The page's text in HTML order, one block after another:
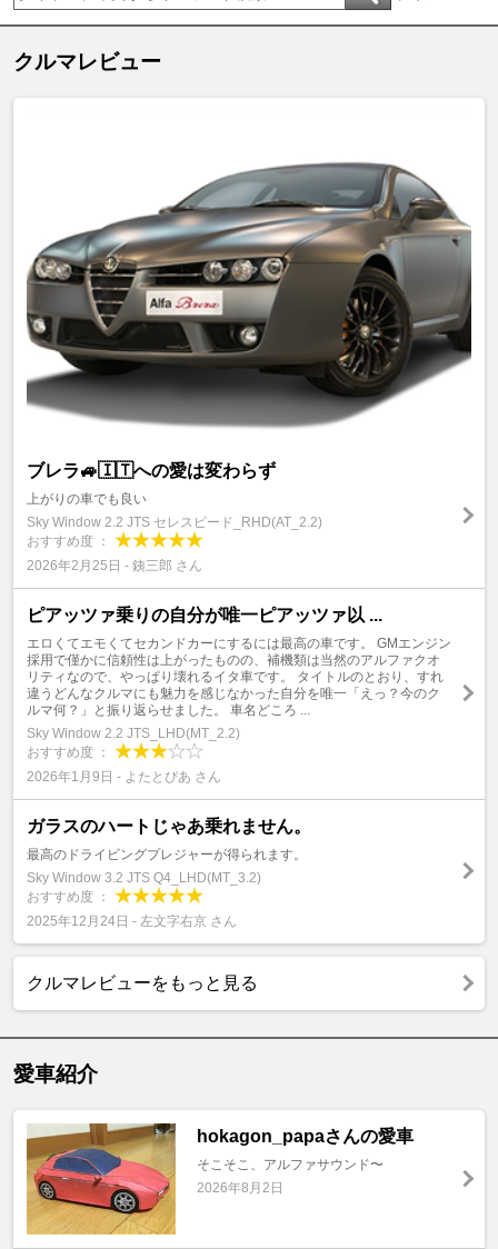
クルマレビュー
ブレラ🚙🇮🇹への愛は変わらず
上がりの車でも良い
Sky Window 2.2 JTS セレスピード_RHD(AT_2.2)
おすすめ度 ：
2026年2月25日 - 銕三郎 さん
ピアッツァ乗りの自分が唯一ピアッツァ以 ...
エロくてエモくてセカンドカーにするには最高の車です。 GMエンジン
採用で僅かに信頼性は上がったものの、補機類は当然のアルファクオ
リティなので、やっぱり壊れるイタ車です。 タイトルのとおり、すれ
違うどんなクルマにも魅力を感じなかった自分を唯一「えっ？今のク
ルマ何？」と振り返らせました。 車名どころ ...
Sky Window 2.2 JTS_LHD(MT_2.2)
おすすめ度 ：
2026年1月9日 - よたとぴあ さん
ガラスのハートじゃあ乗れません。
最高のドライビングプレジャーが得られます。
Sky Window 3.2 JTS Q4_LHD(MT_3.2)
おすすめ度 ：
2025年12月24日 - 左文字右京 さん
クルマレビューをもっと見る
愛車紹介
hokagon_papaさんの愛車
そこそこ、アルファサウンド〜
2026年8月2日